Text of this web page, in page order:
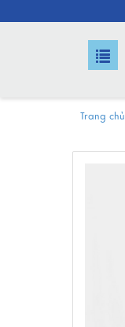
Trang chủ